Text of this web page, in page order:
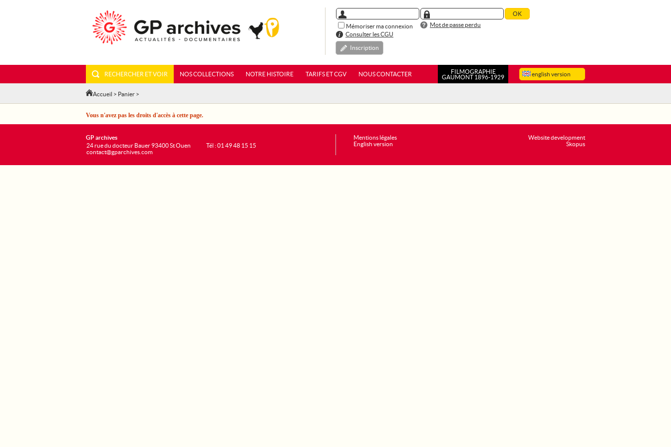
Mémoriser ma connexion
Mot de passe perdu
Consulter les CGU
Inscription
english version
RECHERCHER ET VOIR NOS COLLECTIONS NOTRE HISTOIRE TARIFS ET CGV NOUS CONTACTER
FILMOGRAPHIE
GAUMONT 1896-1929
Accueil > Panier >
Vous n'avez pas les droits d'accès à cette page.
Website development
Skopus
GP archives
24 rue du docteur Bauer 93400 St Ouen
contact@gparchives.com
Tél : 01 49 48 15 15
Mentions légales
English version